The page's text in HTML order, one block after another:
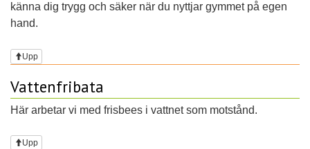
känna dig trygg och säker när du nyttjar gymmet på egen
hand.
Upp
Vattenfribata
Här arbetar vi med frisbees i vattnet som motstånd.
Upp